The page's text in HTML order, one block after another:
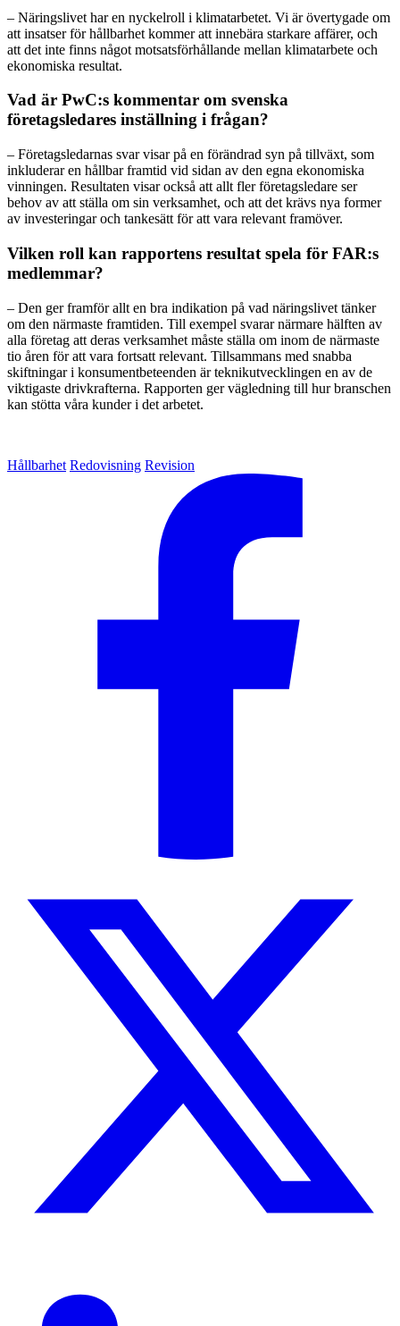
– Näringslivet har en nyckelroll i klimatarbetet. Vi är övertygade om
att insatser för hållbarhet kommer att innebära starkare affärer, och
att det inte finns något motsatsförhållande mellan klimatarbete och
ekonomiska resultat.
Vad är PwC:s kommentar om svenska
företagsledares inställning i frågan?
– Företagsledarnas svar visar på en förändrad syn på tillväxt, som
inkluderar en hållbar framtid vid sidan av den egna ekonomiska
vinningen. Resultaten visar också att allt fler företagsledare ser
behov av att ställa om sin verksamhet, och att det krävs nya former
av investeringar och tankesätt för att vara relevant framöver.
Vilken roll kan rapportens resultat spela för FAR:s
medlemmar?
– Den ger framför allt en bra indikation på vad näringslivet tänker
om den närmaste framtiden. Till exempel svarar närmare hälften av
alla företag att deras verksamhet måste ställa om inom de närmaste
tio åren för att vara fortsatt relevant. Tillsammans med snabba
skiftningar i konsumentbeteenden är teknikutvecklingen en av de
viktigaste drivkrafterna. Rapporten ger vägledning till hur branschen
kan stötta våra kunder i det arbetet.
Hållbarhet Redovisning Revision